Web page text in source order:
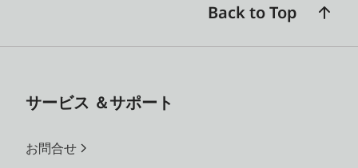
Back to Top
サービス ＆サポート
お問合せ